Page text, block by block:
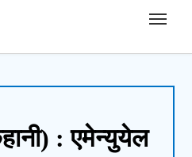
: एमेन्युयेल